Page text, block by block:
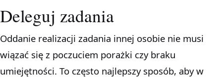
Deleguj zadania
Oddanie realizacji zadania innej osobie nie musi
wiązać się z poczuciem porażki czy braku
umiejętności. To często najlepszy sposób, aby w